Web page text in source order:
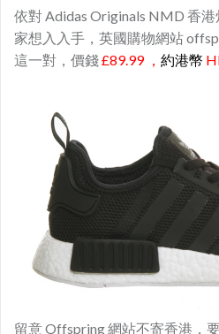
依對 Adidas Originals NMD 香
家想入入手，英國購物網站
這一對，價錢£89.99 ， 約港幣
留意 Offspring 網站不寄香港，